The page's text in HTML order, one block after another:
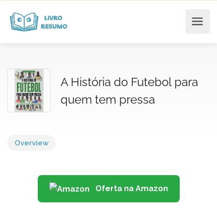
A História do Futebol para
quem tem pressa
Overview
Oferta na Amazon